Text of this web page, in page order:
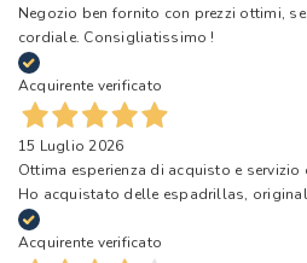
Negozio ben fornito con prezzi ottimi,
cordiale. Consigliatissimo !
Acquirente verificato
15 Luglio 2026
Ottima esperienza di acquisto e
Ho acquistato delle espadrillas,
Acquirente verificato